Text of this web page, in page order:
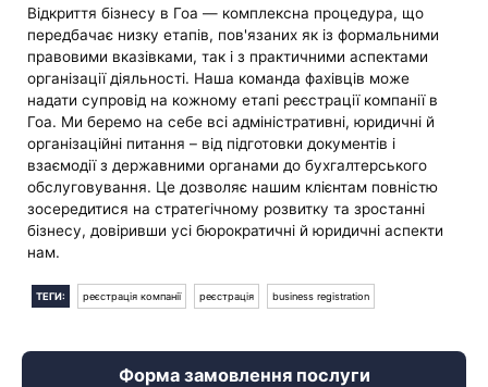
Відкриття бізнесу в Гоа — комплексна процедура, що
передбачає низку етапів, пов'язаних як із формальними
правовими вказівками, так і з практичними аспектами
організації діяльності. Наша команда фахівців може
надати супровід на кожному етапі реєстрації компанії в
Гоа. Ми беремо на себе всі адміністративні, юридичні й
організаційні питання – від підготовки документів і
взаємодії з державними органами до бухгалтерського
обслуговування. Це дозволяє нашим клієнтам повністю
зосередитися на стратегічному розвитку та зростанні
бізнесу, довіривши усі бюрократичні й юридичні аспекти
нам.
ТЕГИ: реєстрація компанії реєстрація business registration
Форма замовлення послуги